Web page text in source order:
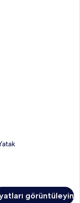
görüntüleyin